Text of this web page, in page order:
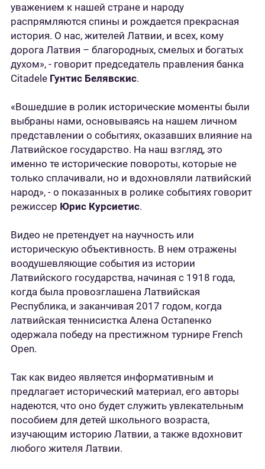
уважением к нашей стране и народу
распрямляются спины и рождается прекрасная
история. О нас, жителей Латвии, и всех, кому
дорога Латвия – благородных, смелых и богатых
духом», - говорит председатель правления банка
Citadele Гунтис Белявскис.
«Вошедшие в ролик исторические моменты были
выбраны нами, основываясь на нашем личном
представлении о событиях, оказавших влияние на
Латвийское государство. На наш взгляд, это
именно те исторические повороты, которые не
только сплачивали, но и вдохновляли латвийский
народ», - о показанных в ролике событиях говорит
режиссер Юрис Курсиетис.
Видео не претендует на научность или
историческую объективность. В нем отражены
воодушевляющие события из истории
Латвийского государства, начиная с 1918 года,
когда была провозглашена Латвийская
Республика, и заканчивая 2017 годом, когда
латвийская теннисистка Алена Остапенко
одержала победу на престижном турнире French
Open.
Так как видео является информативным и
предлагает исторический материал, его авторы
надеются, что оно будет служить увлекательным
пособием для детей школьного возраста,
изучающим историю Латвии, а также вдохновит
любого жителя Латвии.